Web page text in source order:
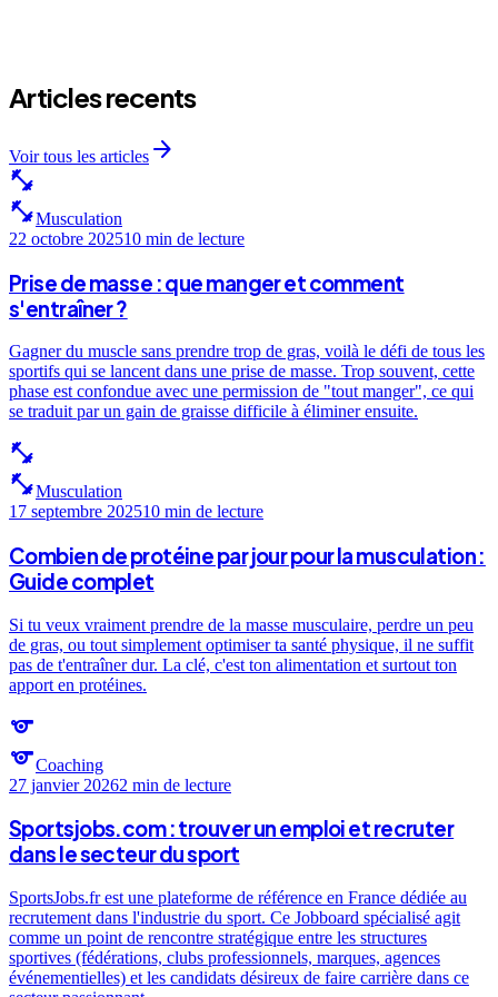
Articles recents
Voir tous les articles arrow_forward
fitness_center
fitness_centerMusculation
22 octobre 202510 min de lecture
Prise de masse : que manger et comment
s'entraîner ?
Gagner du muscle sans prendre trop de gras, voilà le défi de tous les
sportifs qui se lancent dans une prise de masse. Trop souvent, cette
phase est confondue avec une permission de "tout manger", ce qui
se traduit par un gain de graisse difficile à éliminer ensuite.
fitness_center
fitness_centerMusculation
17 septembre 202510 min de lecture
Combien de protéine par jour pour la musculation :
Guide complet
Si tu veux vraiment prendre de la masse musculaire, perdre un peu
de gras, ou tout simplement optimiser ta santé physique, il ne suffit
pas de t'entraîner dur. La clé, c'est ton alimentation et surtout ton
apport en protéines.
sports
sportsCoaching
27 janvier 20262 min de lecture
Sportsjobs.com : trouver un emploi et recruter
dans le secteur du sport
SportsJobs.fr est une plateforme de référence en France dédiée au
recrutement dans l'industrie du sport. Ce Jobboard spécialisé agit
comme un point de rencontre stratégique entre les structures
sportives (fédérations, clubs professionnels, marques, agences
événementielles) et les candidats désireux de faire carrière dans ce